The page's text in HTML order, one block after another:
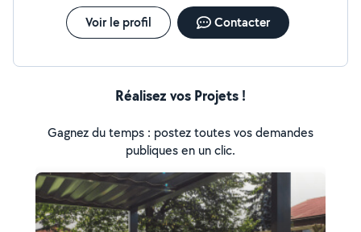
Voir le profil Contacter
Réalisez vos Projets !
Gagnez du temps : postez toutes vos demandes
publiques en un clic.